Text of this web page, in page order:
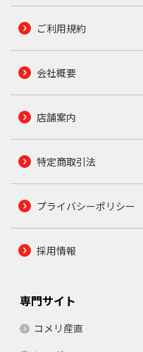
ご利用規約
会社概要
店舗案内
特定商取引法
プライバシーポリシー
採用情報
専門サイト
コメリ産直